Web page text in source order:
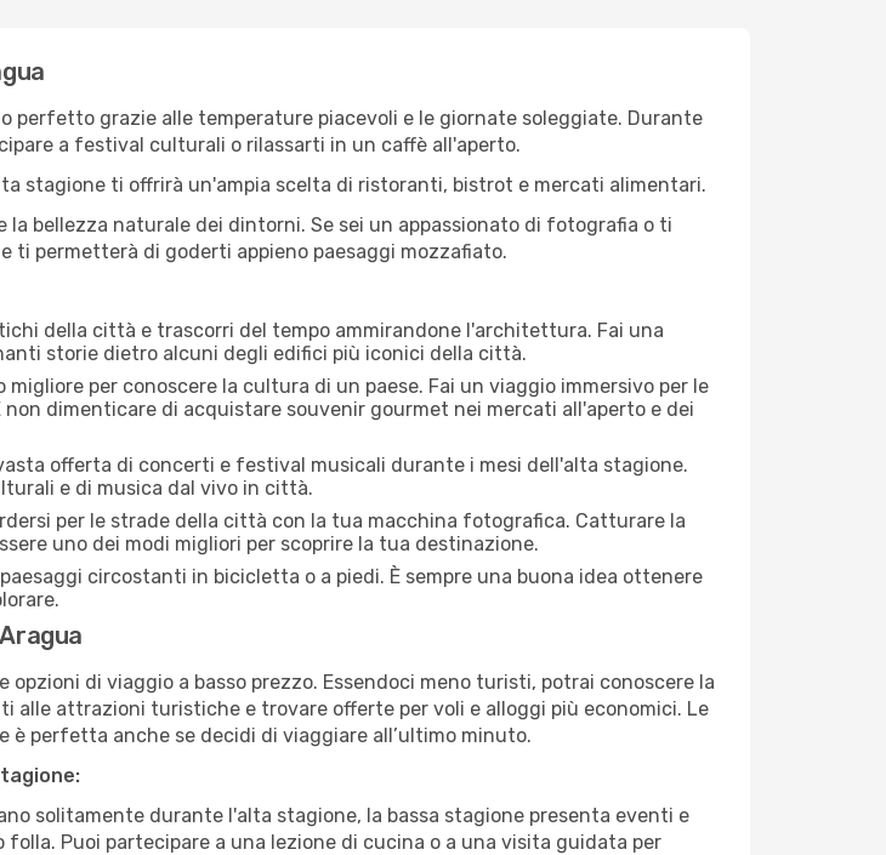
perfetto grazie alle temperature piacevoli e le giornate soleggiate. Durante
a festival culturali o rilassarti in un caffè all'aperto.
stagione ti offrirà un'ampia scelta di ristoranti, bistrot e mercati alimentari.
bellezza naturale dei dintorni. Se sei un appassionato di fotografia o ti
permetterà di goderti appieno paesaggi mozzafiato.
della città e trascorri del tempo ammirandone l'architettura. Fai una
storie dietro alcuni degli edifici più iconici della città.
migliore per conoscere la cultura di un paese. Fai un viaggio immersivo per le
dimenticare di acquistare souvenir gourmet nei mercati all'aperto e dei
offerta di concerti e festival musicali durante i mesi dell'alta stagione.
e di musica dal vivo in città.
per le strade della città con la tua macchina fotografica. Catturare la
uno dei modi migliori per scoprire la tua destinazione.
circostanti in bicicletta o a piedi. È sempre una buona idea ottenere
di viaggio a basso prezzo. Essendoci meno turisti, potrai conoscere la
alle attrazioni turistiche e trovare offerte per voli e alloggi più economici. Le
è perfetta anche se decidi di viaggiare all’ultimo minuto.
solitamente durante l'alta stagione, la bassa stagione presenta eventi e
Puoi partecipare a una lezione di cucina o a una visita guidata per